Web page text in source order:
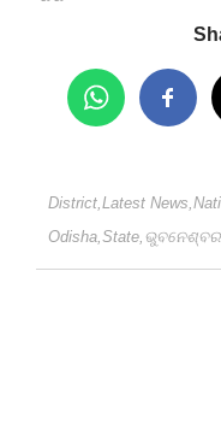
District,Latest News,
Odisha,State, ଭୁବନେଶ୍ବର